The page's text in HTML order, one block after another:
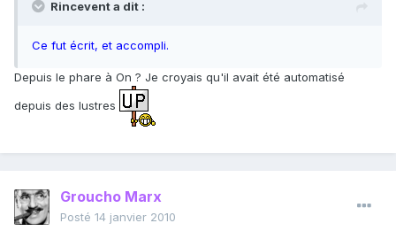
Rincevent a dit :
Ce fut écrit, et accompli.
Depuis le phare à On ? Je croyais qu'il avait été automatisé
depuis des lustres
Groucho Marx
Posté 14 janvier 2010